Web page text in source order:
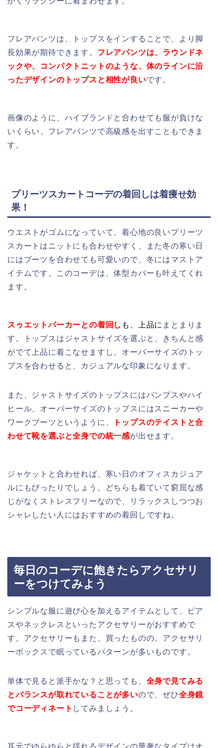
フレアパンツは、トップスをインすることで、より脚
長効果が期待できます。 フレアパンツは、ラウンドネ
ックや、コンパクトニットのような、体のラインに沿
ったデザインのトップスと相性が良いです。
画像のように、ハイブランドと合わせても服が負けな
いくらい、フレアパンツで高級感を出すこともできま
す。
プリーツスカートコーデの着回しは着痩せ効
果！
ウエストがゴムになっていて、着心地の良いプリーツ
スカートはニットにも合わせやすく、また冬の寒い日
にはブーツを合わせても可愛いので、冬にはマストア
イテムです。このコーデは、体型カバーも叶えてくれ
ます。
スゥエットパーカーとの着回し も、上品に まとまりま
す。トップスはジャストサイズを選ぶと、きちんと感
がでて上品に着こなせますし、オーバーサイズのトッ
プスを合わせると、カジュアルな印象になります。
また、ジャストサイズのトップスにはパンプスやハイ
ヒール、オーバーサイズのトップスにはスニーカーや
ワークブーツというように、
トップスのテイストと合
わせて靴を選ぶと全身での統一感が出せます。
ジャケットと合わせれば、寒い日のオフィスカジュア
ルにもぴったりでしょう。どちらも着ていて窮屈な感
じがなくストレスフリーなので、リラックスしつつお
シャレしたい人にはおすすめの着回しですね。
毎日のコーデに飽きたらアクセサリ
ーをつけてみよう
シンプルな服に遊び心を加えるアイテムとして、ピア
スやネックレスといったアクセサリーがおすすめで
す。アクセサリーもまた、買ったものの、アクセサリ
ーボックスで眠っているパターンが多いものです。
単体で見ると派手かな？と思っても、 全身で見てみる
とバランスが取れていることが多いので、ぜひ全身鏡
でコーディネート してみましょう。